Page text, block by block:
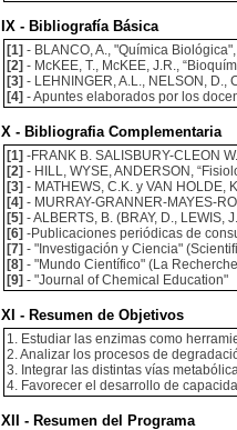
IX - Bibliografía Básica
[1] - BLANCO, A., "Química
[2] - McKEE, T., McKEE, J.R.,
[3] - LEHNINGER, A.L., NELSON, D.,
[4] - Apuntes elaborados por los
X - Bibliografia Complementaria
[1] -FRANK B. SALISBURY-CLEON
[2] - HILL, WYSE, ANDERSON,
[3] - MATHEWS, C.K. y VAN HOLDE,
[4] - MURRAY-GRANNER-MAYES-
[5] - ALBERTS, B. (BRAY, D.,
[6] -Publicaciones periódicas de
[7] - "Investigación y Ciencia"
[8] - "Mundo Científico" (La
[9] - "Journal of Chemical Education"
XI - Resumen de Objetivos
1. Estudiar las enzimas como
2. Analizar los procesos de
3. Integrar las distintas vías
4. Favorecer el desarrollo de
XII - Resumen del Programa